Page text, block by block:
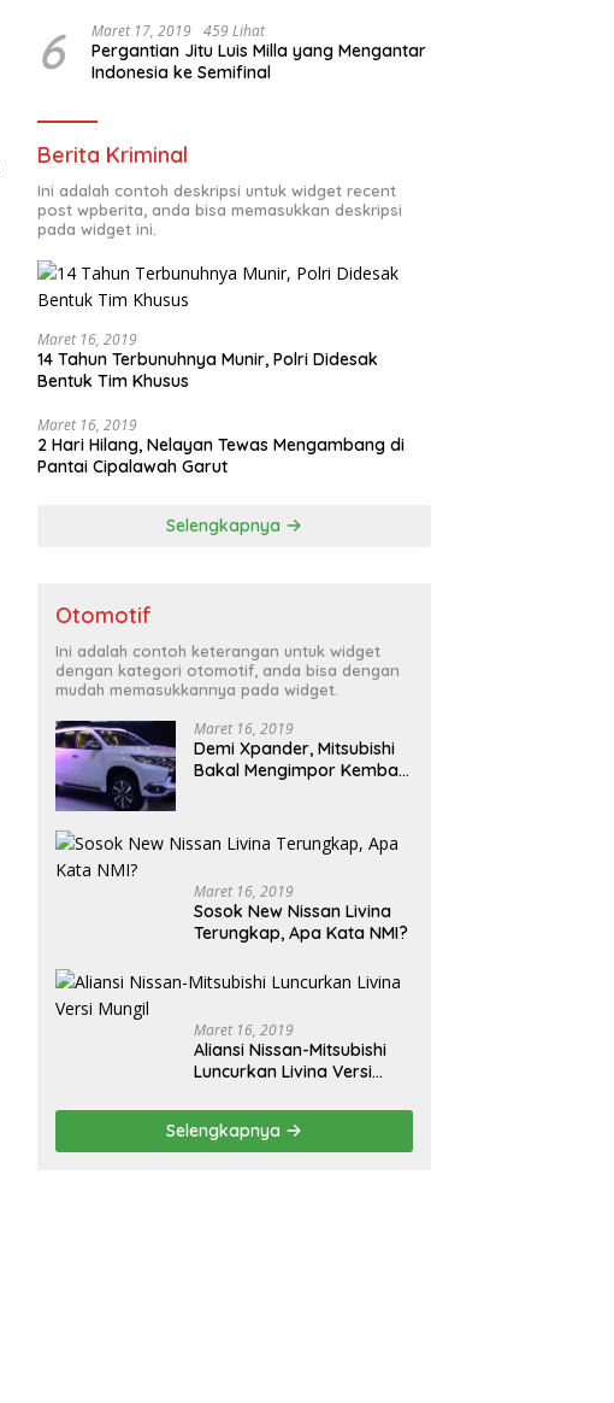
6 Maret 17, 2019 459 Lihat
Pergantian Jitu Luis Milla yang Mengantar
Indonesia ke Semifinal
Berita Kriminal
Ini adalah contoh deskripsi untuk widget recent
post wpberita, anda bisa memasukkan deskripsi
pada widget ini.
Maret 16, 2019
14 Tahun Terbunuhnya Munir, Polri Didesak
Bentuk Tim Khusus
Maret 16, 2019
2 Hari Hilang, Nelayan Tewas Mengambang di
Pantai Cipalawah Garut
Selengkapnya
Otomotif
Ini adalah contoh keterangan untuk widget
dengan kategori otomotif, anda bisa dengan
mudah memasukkannya pada widget.
Maret 16, 2019
Demi Xpander, Mitsubishi
Bakal Mengimpor Kembali
Maret 16, 2019
Sosok New Nissan Livina
Terungkap, Apa Kata NMI?
Maret 16, 2019
Aliansi Nissan-Mitsubishi
Luncurkan Livina Versi
Selengkapnya